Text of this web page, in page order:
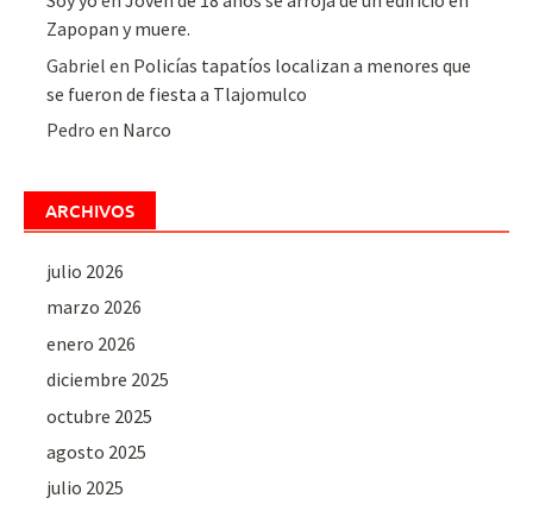
Zapopan y muere.
Gabriel en Policías tapatíos localizan a menores que
se fueron de fiesta a Tlajomulco
Pedro en Narco
ARCHIVOS
julio 2026
marzo 2026
enero 2026
diciembre 2025
octubre 2025
agosto 2025
julio 2025